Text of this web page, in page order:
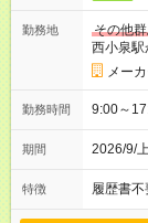
勤務地
その他
西小泉
メー
勤務時間 9:00～
期間 2026/9/
特徴 履歴書不